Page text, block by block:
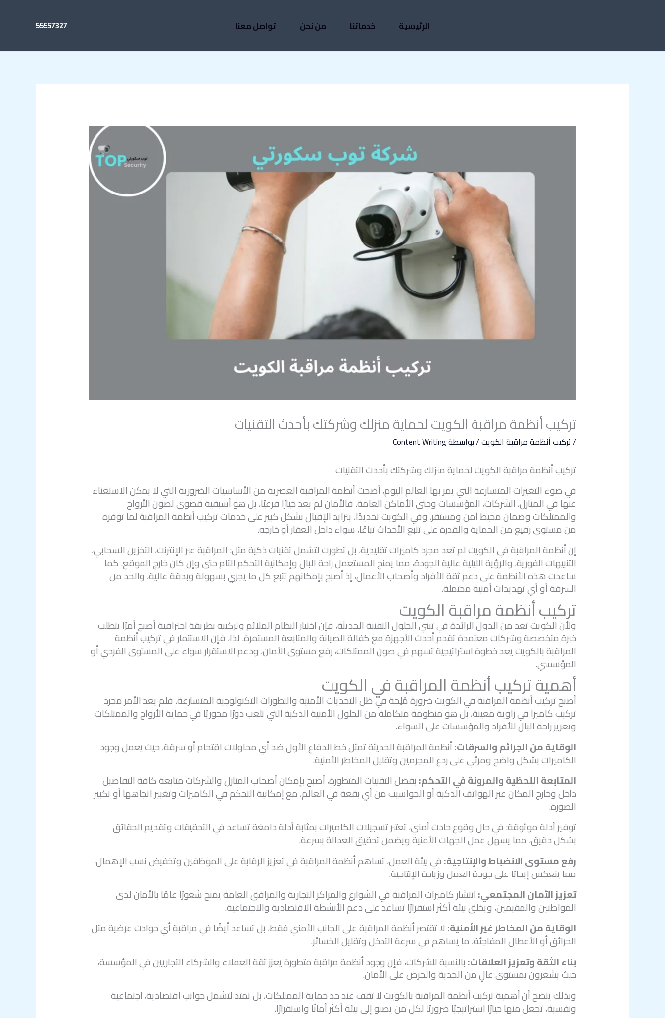
الرئيسية خدماتنا من نحن تواصل معنا 55557327
تركيب أنظمة مراقبة الكويت لحماية منزلك وشركتك بأحدث التقنيات
/تركيب أنظمة مراقبة الكويت/ بواسطةContent Writing
تركيب أنظمة مراقبة الكويت لحماية منزلك وشركتك بأحدث التقنيات
في ضوء التغيرات المتسارعة التي يمر بها العالم اليوم، أضحت أنظمة المراقبة العصرية من الأساسيات الضرورية التي لا يمكن الاستغناء
عنها في المنازل، الشركات، المؤسسات وحتى الأماكن العامة. فالأمان لم يعد خيارًا فرعيًا، بل هو أسبقية قصوى لصون الأرواح
والممتلكات وضمان محيط آمن ومستقر. وفي الكويت تحديدًا، يتزايد الإقبال بشكل كبير على خدمات تركيب أنظمة المراقبة لما توفره
من مستوى رفيع من الحماية والقدرة على تتبع الأحداث تباعًا، سواء داخل العقار أو خارجه.
إن أنظمة المراقبة في الكويت لم تعد مجرد كاميرات تقليدية، بل تطورت لتشمل تقنيات ذكية مثل: المراقبة عبر الإنترنت، التخزين السحابي،
التنبيهات الفورية، والرؤية الليلية عالية الجودة، مما يمنح المستعمل راحة البال وإمكانية التحكم التام حتى وإن كان خارج الموقع. كما
ساعدت هذه الأنظمة على دعم ثقة الأفراد وأصحاب الأعمال، إذ أصبح بإمكانهم تتبع كل ما يجري بسهولة وبدقة عالية، والحد من
السرقة أو أي تهديدات أمنية محتملة.
تركيب أنظمة مراقبة الكويت
ولأن الكويت تعد من الدول الرائدة في تبني الحلول التقنية الحديثة، فإن اختيار النظام الملائم وتركيبه بطريقة احترافية أصبح أمرًا يتطلب
خبرة متخصصة وشركات معتمدة تقدم أحدث الأجهزة مع كفالة الصيانة والمتابعة المستمرة. لذا، فإن الاستثمار في تركيب أنظمة
المراقبة بالكويت يعد خطوة استراتيجية تسهم في صون الممتلكات، رفع مستوى الأمان، ودعم الاستقرار سواء على المستوى الفردي أو
المؤسسي.
أهمية تركيب أنظمة المراقبة في الكويت
أصبح تركيب أنظمة المراقبة في الكويت ضرورة مُلِحة في ظل التحديات الأمنية والتطورات التكنولوجية المتسارعة. فلم يعد الأمر مجرد
تركيب كاميرا في زاوية معينة، بل هو منظومة متكاملة من الحلول الأمنية الذكية التي تلعب دورًا محوريًا في حماية الأرواح والممتلكات
وتعزيز راحة البال للأفراد والمؤسسات على السواء.
الوقاية من الجرائم والسرقات:أنظمة المراقبة الحديثة تمثل خط الدفاع الأول ضد أي محاولات اقتحام أو سرقة، حيث يعمل وجود
الكاميرات بشكل واضح ومرئي على ردع المجرمين وتقليل المخاطر الأمنية.
المتابعة اللحظية والمرونة في التحكم: بفضل التقنيات المتطورة، أصبح بإمكان أصحاب المنازل والشركات متابعة كافة التفاصيل
داخل وخارج المكان عبر الهواتف الذكية أو الحواسيب من أي بقعة في العالم، مع إمكانية التحكم في الكاميرات وتغيير اتجاهها أو تكبير
الصورة.
توفير أدلة موثوقة: في حال وقوع حادث أمني، تعتبر تسجيلات الكاميرات بمثابة أدلة دامغة تساعد في التحقيقات وتقديم الحقائق
بشكل دقيق، مما يسهل عمل الجهات الأمنية ويضمن تحقيق العدالة بسرعة.
رفع مستوى الانضباط والإنتاجية: في بيئة العمل، تساهم أنظمة المراقبة في تعزيز الرقابة على الموظفين وتخفيض نسب الإهمال،
مما ينعكس إيجابًا على جودة العمل وزيادة الإنتاجية.
تعزيز الأمان المجتمعي: انتشار كاميرات المراقبة في الشوارع والمراكز التجارية والمرافق العامة يمنح شعورًا عامًا بالأمان لدى
المواطنين والمقيمين، ويخلق بيئة أكثر استقرارًا تساعد على دعم الأنشطة الاقتصادية والاجتماعية.
الوقاية من المخاطر غير الأمنية: لا تقتصر أنظمة المراقبة على الجانب الأمني فقط، بل تساعد أيضًا في مراقبة أي حوادث عرضية مثل
الحرائق أو الأعطال المفاجئة، ما يساهم في سرعة التدخل وتقليل الخسائر.
بناء الثقة وتعزيز العلاقات: بالنسبة للشركات، فإن وجود أنظمة مراقبة متطورة يعزز ثقة العملاء والشركاء التجاريين في المؤسسة،
حيث يشعرون بمستوى عالٍ من الجدية والحرص على الأمان.
وبذلك يتضح أن أهمية تركيب أنظمة المراقبة بالكويت لا تقف عند حد حماية الممتلكات، بل تمتد لتشمل جوانب اقتصادية، اجتماعية
ونفسية، تجعل منها خيارًا استراتيجيًا ضروريًا لكل من يصبو إلى بيئة أكثر أمانًا واستقرارًا.